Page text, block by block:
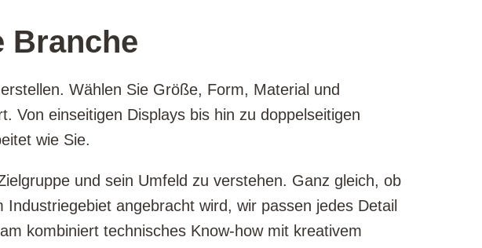
Branche
Wählen Sie Größe, Form, Material und
Von einseitigen Displays bis hin zu doppelseitigen
wie Sie.
und sein Umfeld zu verstehen. Ganz gleich, ob
angebracht wird, wir passen jedes Detail
kombiniert technisches Know-how mit kreativem